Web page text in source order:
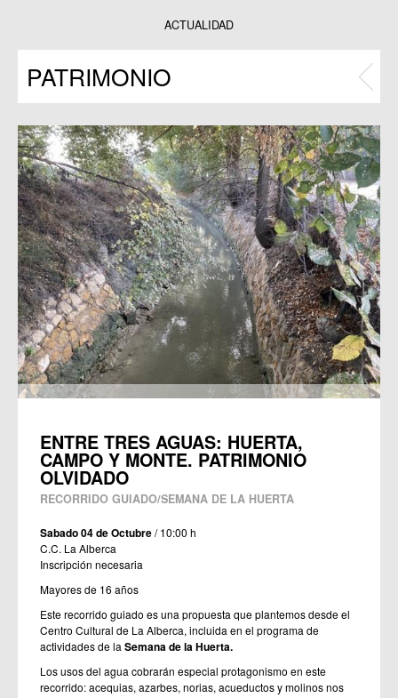
Programas
ACTUALIDAD
PATRIMONIO
ENTRE TRES AGUAS: HUERTA,
CAMPO Y MONTE. PATRIMONIO
OLVIDADO
RECORRIDO GUIADO/SEMANA DE LA HUERTA
Sabado 04 de Octubre/ 10:00 h
C.C. La Alberca
Inscripción necesaria
Mayores de 16 años
Este recorrido guiado es una propuesta que plantemos desde el
Centro Cultural de La Alberca, incluida en el programa de
actividades de la Semana de la Huerta.
Los usos del agua cobrarán especial protagonismo en este
recorrido: acequias, azarbes, norias, acueductos y molinos nos